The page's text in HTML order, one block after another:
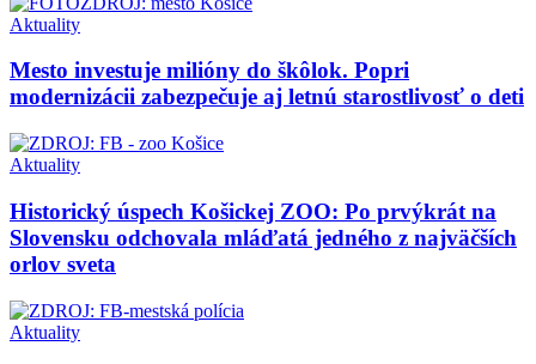
Aktuality
Mesto investuje milióny do škôlok. Popri
modernizácii zabezpečuje aj letnú starostlivosť o deti
Aktuality
Historický úspech Košickej ZOO: Po prvýkrát na
Slovensku odchovala mláďatá jedného z najväčších
orlov sveta
Aktuality